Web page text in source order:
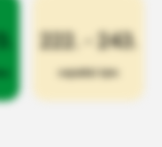
222. - 243.
největší tým